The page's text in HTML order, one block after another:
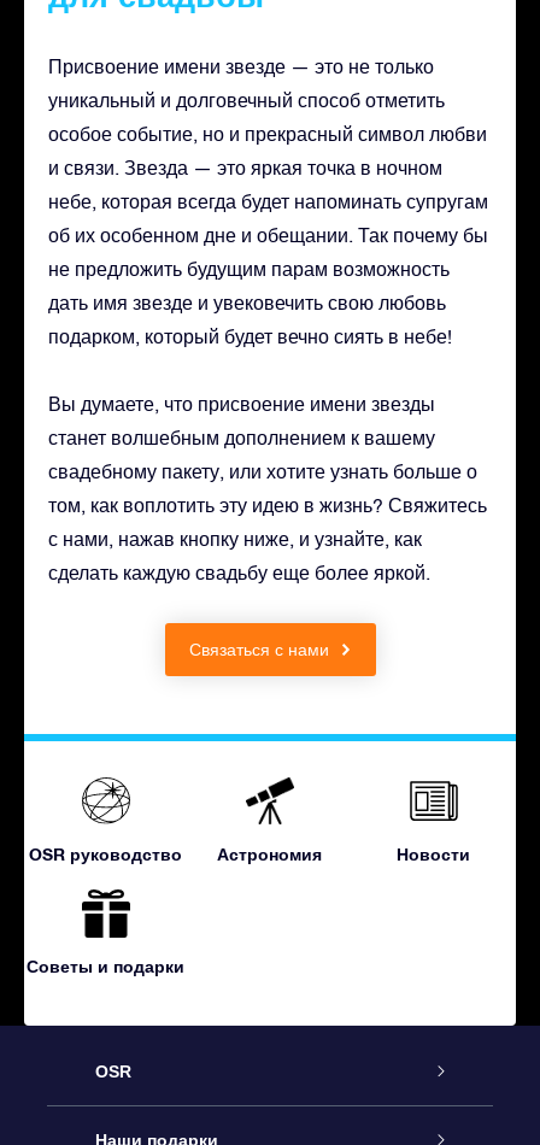
Присвоение имени звезде — это не только
уникальный и долговечный способ отметить
особое событие, но и прекрасный символ любви
и связи. Звезда — это яркая точка в ночном
небе, которая всегда будет напоминать супругам
об их особенном дне и обещании. Так почему бы
не предложить будущим парам возможность
дать имя звезде и увековечить свою любовь
подарком, который будет вечно сиять в небе!
Вы думаете, что присвоение имени звезды
станет волшебным дополнением к вашему
свадебному пакету, или хотите узнать больше о
том, как воплотить эту идею в жизнь? Свяжитесь
с нами, нажав кнопку ниже, и узнайте, как
сделать каждую свадьбу еще более яркой.
Связаться с нами
OSR руководство Астрономия Новости
Советы и подарки
OSR
Обслуживание
Наши подарки